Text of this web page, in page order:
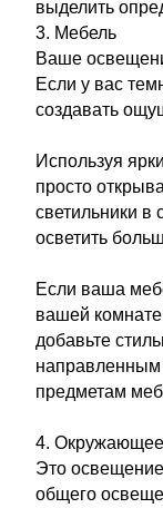
выделить
3. Мебель
Ваше
Если у вас
создавать
Используя
просто
светильники в
осветить
Если ваша
вашей
добавьте
предметам
4.
Это
общего